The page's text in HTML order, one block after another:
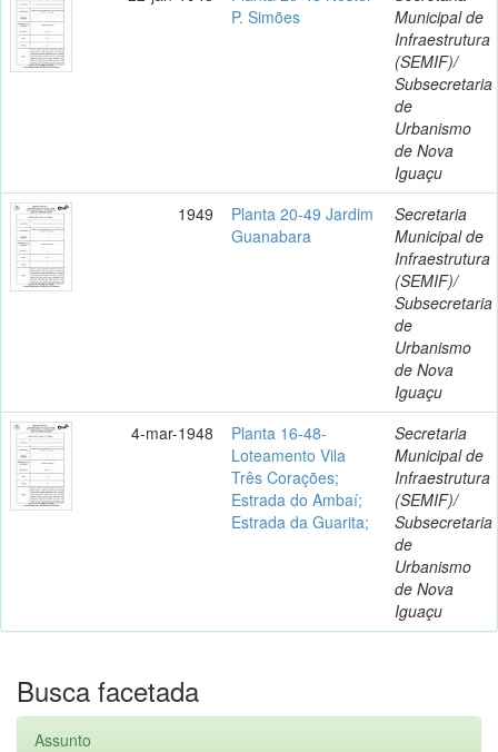
P. Simões
Municipal de
Infraestrutura
(SEMIF)/
Subsecretaria
de
Urbanismo
de Nova
Iguaçu
1949
Planta 20-49 Jardim
Guanabara
Secretaria
Municipal de
Infraestrutura
(SEMIF)/
Subsecretaria
de
Urbanismo
de Nova
Iguaçu
4-mar-1948
Planta 16-48-
Loteamento Vila
Três Corações;
Estrada do Ambaí;
Estrada da Guarita;
Secretaria
Municipal de
Infraestrutura
(SEMIF)/
Subsecretaria
de
Urbanismo
de Nova
Iguaçu
Busca facetada
Assunto